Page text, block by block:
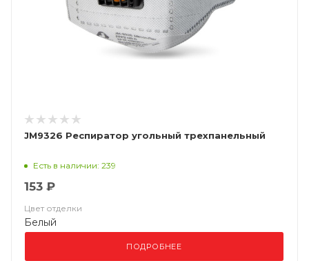
JM9326 Респиратор угольный трехпанельный
Есть в наличии: 239
153 ₽
Цвет отделки
Белый
ПОДРОБНЕЕ